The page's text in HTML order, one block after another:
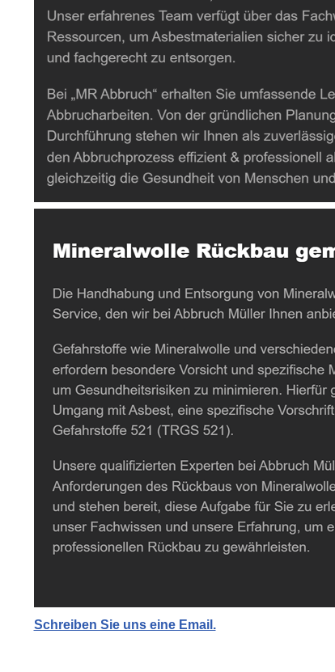
Schreiben Sie uns eine Email.